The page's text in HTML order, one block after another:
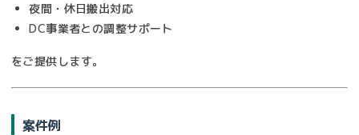
夜間・休日搬出対応
DC事業者との調整サポート
をご提供します。
案件例